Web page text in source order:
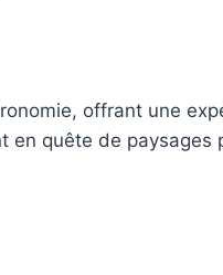
offrant une
en quête de